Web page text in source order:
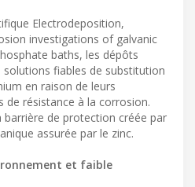
Electrodeposition,
investigations of galvanic
baths, les dépôts
fiables de substitution
en raison de leurs
de résistance à la corrosion.
barrière de protection créée par
assurée par le zinc.
et faible